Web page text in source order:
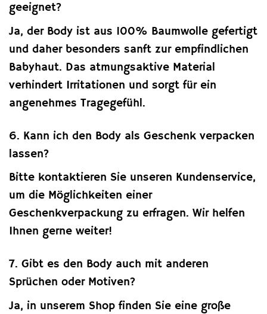
geeignet?
Ja, der Body ist aus 100% Baumwolle gefertigt
und daher besonders sanft zur empfindlichen
Babyhaut. Das atmungsaktive Material
verhindert Irritationen und sorgt für ein
angenehmes Tragegefühl.
6. Kann ich den Body als Geschenk verpacken
lassen?
Bitte kontaktieren Sie unseren Kundenservice,
um die Möglichkeiten einer
Geschenkverpackung zu erfragen. Wir helfen
Ihnen gerne weiter!
7. Gibt es den Body auch mit anderen
Sprüchen oder Motiven?
Ja, in unserem Shop finden Sie eine große